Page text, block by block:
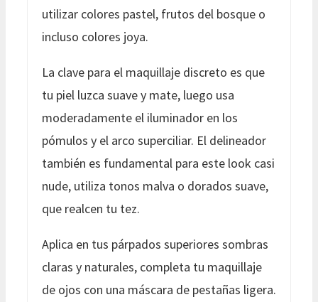
utilizar colores pastel, frutos del bosque o
incluso colores joya.
La clave para el maquillaje discreto es que
tu piel luzca suave y mate, luego usa
moderadamente el iluminador en los
pómulos y el arco superciliar. El delineador
también es fundamental para este look casi
nude, utiliza tonos malva o dorados suave,
que realcen tu tez.
Aplica en tus párpados superiores sombras
claras y naturales, completa tu maquillaje
de ojos con una máscara de pestañas ligera.